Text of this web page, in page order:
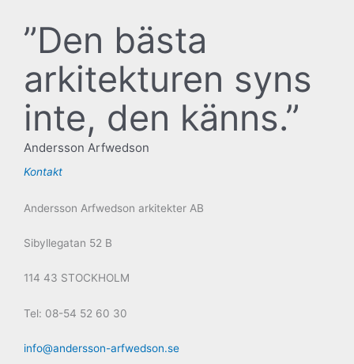
”Den bästa
arkitekturen syns
inte, den känns.”
Andersson Arfwedson
Kontakt
Andersson Arfwedson arkitekter AB
Sibyllegatan 52 B
114 43 STOCKHOLM
Tel: 08-54 52 60 30
info@andersson-arfwedson.se